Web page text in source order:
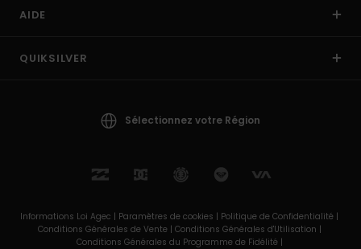
AIDE
QUIKSILVER
Sélectionnez votre Région
Informations Loi Agec | Paramètres de cookies | Politique de Confidentialité |
Conditions Générales de Vente | Conditions Générales d'Utilisation |
Conditions Générales du Programme de Fidélité |